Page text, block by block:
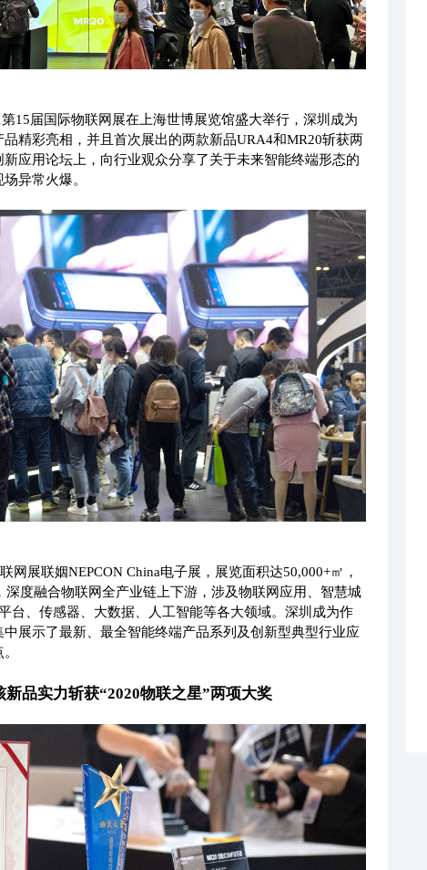
15届国际物联网展在上海世博展览馆盛大举行，深圳成为
精彩亮相，并且首次展出的两款新品URA4和MR20斩获两
应用论坛上，向行业观众分享了关于未来智能终端形态的
异常火爆。
网展联姻NEPCON China电子展，展览面积达50,000+㎡，
深度融合物联网全产业链上下游，涉及物联网应用、智慧城
台、传感器、大数据、人工智能等各大领域。深圳成为作
展示了最新、最全智能终端产品系列及创新型典型行业应
新品实力斩获“2020物联之星”两项大奖